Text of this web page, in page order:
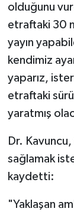
olduğunu
etraftaki 30
yayın
kendimiz
yaparız,
etraftaki
yaratmış
Dr. Kavuncu,
sağlamak
kaydetti:
"Yaklaşan